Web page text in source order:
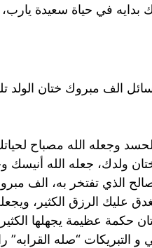
بدايه في حياة سعيدة
الف مبروك ختان الولد
وجعله الله مصباح
ولدك، جعله الله
الذي تفتخر به، الف
عليك الرزق الكثير،
حكمة عظيمة يجهلها
و التبريكات “صله